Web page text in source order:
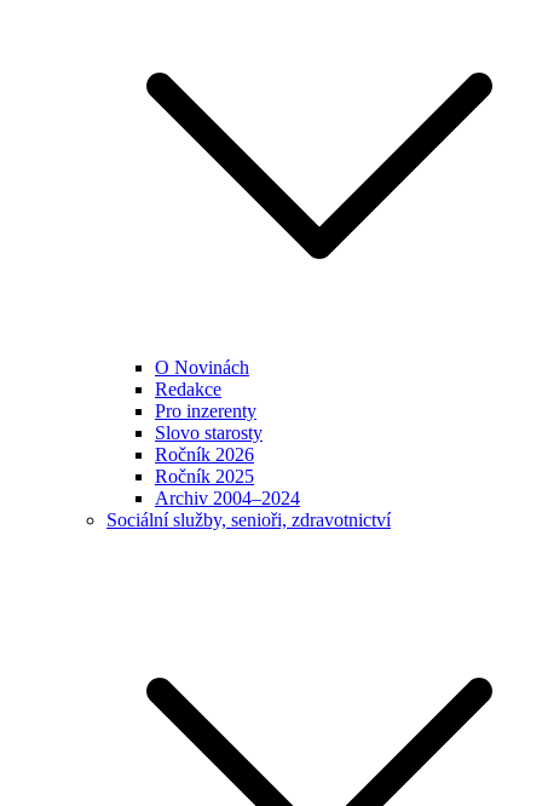
O Novinách
Redakce
Pro inzerenty
Slovo starosty
Ročník 2026
Ročník 2025
Archiv 2004–2024
Sociální služby, senioři, zdravotnictví